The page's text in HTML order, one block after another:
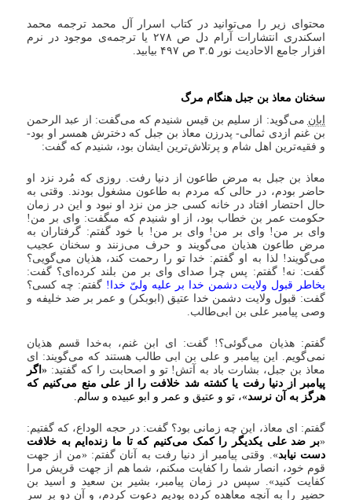
محتوای زیر را می‌توانید در کتاب اسرار آل محمد ترجمه محمد
اسکندری انتشارات آرام دل ص ۲۷۸ یا ترجمه‌ی موجود در نرم
افزار جامع الاحادیث نور ۳.۵ ص ۴۹۷ بیابید.
سخنان معاذ بن جبل هنگام مرگ‏
ابان می‌گوید: از سلیم بن قیس شنیدم که مى‏‌گفت: از عبد الرحمن
بن غنم ازدى ثمالى- پدرزن معاذ بن جبل که دخترش همسر او بود-
و فقیه‏‌ترین اهل شام و پرتلاش‌‏ترین ایشان بود، شنیدم که گفت:
معاذ بن جبل به مرض طاعون از دنیا رفت‏. روزى که مُرد نزد او
حاضر بودم، در حالى که مردم به طاعون مشغول بودند. وقتى به
حال احتضار افتاد در خانه کسى جز من نزد او نبود و این در زمان
حکومت عمر بن خطاب بود، از او شنیدم که مى‏گفت: واى بر من!
واى بر من! واى بر من! واى بر من! با خود گفتم: گرفتاران به
مرض طاعون هذیان مى‏‌گویند و حرف مى‏‌زنند و سخنان عجیب
مى‏‌گویند! لذا به او گفتم: خدا تو را رحمت کند، هذیان مى‏‌گویى؟
گفت: نه! گفتم: پس چرا صداى واى بر من بلند کرده‏‌اى؟ گفت:
بخاطر قبول ولایت دشمن خدا بر علیه ولىّ خدا! گفتم: چه کسى؟
گفت: قبول ولایت دشمن خدا عتیق (ابوبکر) و عمر بر ضد خلیفه و
وصى پیامبر على بن ابى‌طالب.
گفتم: هذیان مى‏‌گوئى؟! گفت: اى ابن غنم، به‌خدا قسم هذیان
نمى‏‌گویم. این پیامبر و على بن ابى طالب هستند که مى‏‌گویند: اى
معاذ بن جبل، بشارت باد به آتش! تو و اصحابت را که گفتید: «اگر
پیامبر از دنیا رفت یا کشته شد خلافت را از على منع مى‏‌کنیم که
هرگز به آن نرسد»، تو و عتیق و عمر و ابو عبیده و سالم‏.
گفتم: اى معاذ، این چه زمانى بود؟ گفت: در حجه الوداع، که گفتیم:
«بر ضد على یکدیگر را کمک مى‏‌کنیم که تا ما زنده‌‏ایم به خلافت
دست نیابد». وقتى پیامبر از دنیا رفت به آنان گفتم: «من از جهت
قوم خود، انصار شما را کفایت مى‏کنم، شما هم از جهت قریش مرا
کفایت کنید». سپس در زمان پیامبر، بشیر بن سعید و اسید بن
حضیر را به آنچه معاهده کرده بودیم دعوت کردم، و آن دو بر سر